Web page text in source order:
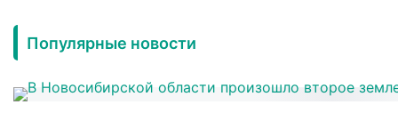
Популярные новости